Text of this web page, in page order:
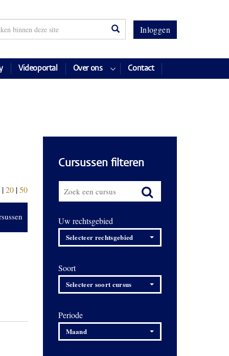
Inloggen
Videoportal Over ons Contact
|20|50
Cursussen filteren
Uw rechtsgebied
Selecteer rechtsgebied
Soort
Selecteer soort cursus
Periode
Maand